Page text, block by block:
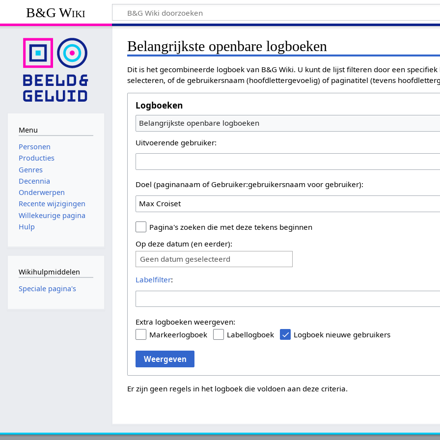
B&G Wiki
Belangrijkste openbare logboeken
Dit is het gecombineerde logboek van B&G Wiki. U kunt de lijst filteren door een
selecteren, of de gebruikersnaam (hoofdlettergevoelig) of paginatitel (tevens
Logboeken
Belangrijkste openbare logboeken
Uitvoerende gebruiker:
Doel (paginanaam of Gebruiker:gebruikersnaam voor gebruiker):
Pagina's zoeken die met deze tekens beginnen
Op deze datum (en eerder):
Geen datum geselecteerd
Labelfilter:
Extra logboeken weergeven:
Markeerlogboek
Labellogboek Logboek nieuwe gebruikers
Weergeven
Er zijn geen regels in het logboek die voldoen aan deze criteria.
Menu
Personen
Producties
Genres
Decennia
Onderwerpen
Recente wijzigingen
Willekeurige pagina
Hulp
Wikihulpmiddelen
Speciale pagina's